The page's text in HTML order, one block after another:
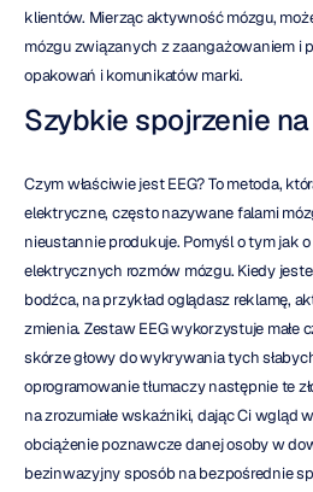
klientów. Mierząc aktywność mózgu,
mózgu związanych z zaangażowaniem i
opakowań i komunikatów marki.
Szybkie spojrzenie
Czym właściwie jest EEG? To metoda,
elektryczne, często nazywane falami
nieustannie produkuje. Pomyśl o tym jak
elektrycznych rozmów mózgu. Kiedy
bodźca, na przykład oglądasz reklamę,
zmienia. Zestaw EEG wykorzystuje małe
skórze głowy do wykrywania tych
oprogramowanie tłumaczy następnie te
na zrozumiałe wskaźniki, dając Ci wgląd
obciążenie poznawcze danej osoby w
bezinwazyjny sposób na bezpośrednie